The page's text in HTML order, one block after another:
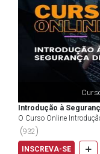
Introdução à
O Curso Online
profissionais inseridos
(932)
INSCREVA-SE +